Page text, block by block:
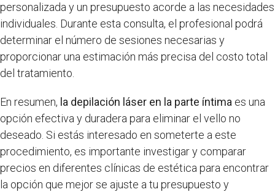
personalizada y un presupuesto acorde a las necesidades
individuales. Durante esta consulta, el profesional podrá
determinar el número de sesiones necesarias y
proporcionar una estimación más precisa del costo total
del tratamiento.
En resumen, la depilación láser en la parte íntima es una
opción efectiva y duradera para eliminar el vello no
deseado. Si estás interesado en someterte a este
procedimiento, es importante investigar y comparar
precios en diferentes clínicas de estética para encontrar
la opción que mejor se ajuste a tu presupuesto y